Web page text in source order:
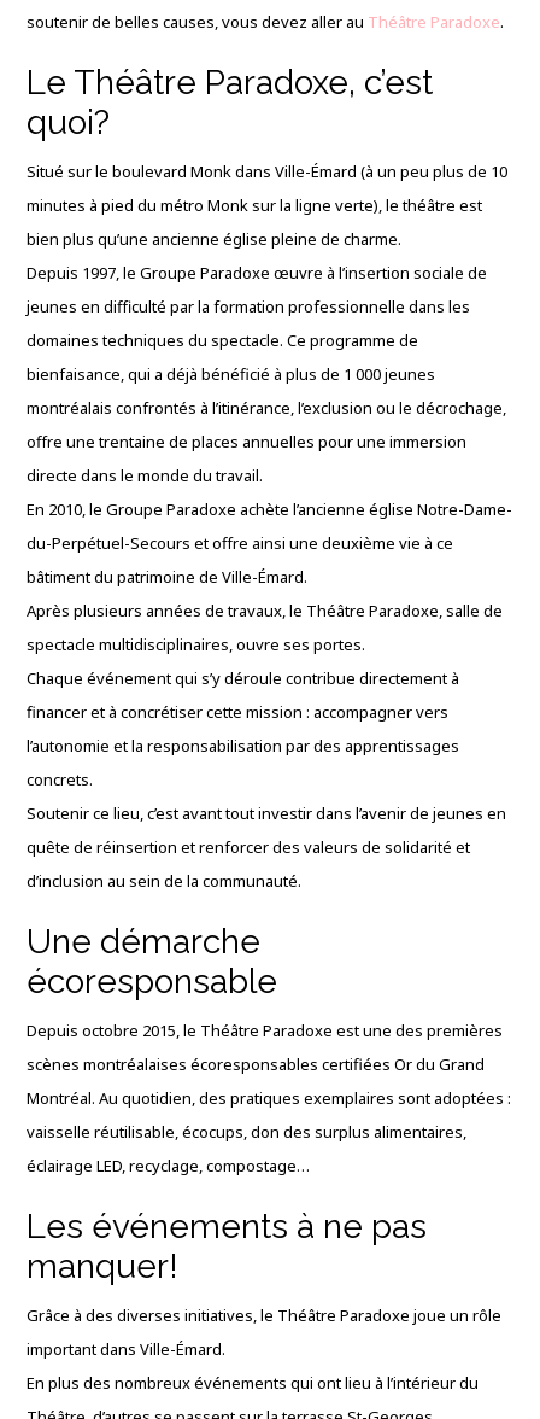
soutenir de belles causes, vous devez aller au Théâtre Paradoxe.
Le Théâtre Paradoxe, c’est
quoi?
Situé sur le boulevard Monk dans Ville-Émard (à un peu plus de 10
minutes à pied du métro Monk sur la ligne verte), le théâtre est
bien plus qu’une ancienne église pleine de charme.
Depuis 1997, le Groupe Paradoxe œuvre à l’insertion sociale de
jeunes en difficulté par la formation professionnelle dans les
domaines techniques du spectacle. Ce programme de
bienfaisance, qui a déjà bénéficié à plus de 1 000 jeunes
montréalais confrontés à l’itinérance, l’exclusion ou le décrochage,
offre une trentaine de places annuelles pour une immersion
directe dans le monde du travail.
En 2010, le Groupe Paradoxe achète l’ancienne église Notre-Dame-
du-Perpétuel-Secours et offre ainsi une deuxième vie à ce
bâtiment du patrimoine de Ville-Émard.
Après plusieurs années de travaux, le Théâtre Paradoxe, salle de
spectacle multidisciplinaires, ouvre ses portes.
Chaque événement qui s’y déroule contribue directement à
financer et à concrétiser cette mission : accompagner vers
l’autonomie et la responsabilisation par des apprentissages
concrets.
Soutenir ce lieu, c’est avant tout investir dans l’avenir de jeunes en
quête de réinsertion et renforcer des valeurs de solidarité et
d’inclusion au sein de la communauté.
Une démarche
écoresponsable
Depuis octobre 2015, le Théâtre Paradoxe est une des premières
scènes montréalaises écoresponsables certifiées Or du Grand
Montréal. Au quotidien, des pratiques exemplaires sont adoptées :
vaisselle réutilisable, écocups, don des surplus alimentaires,
éclairage LED, recyclage, compostage…
Les événements à ne pas
manquer!
Grâce à des diverses initiatives, le Théâtre Paradoxe joue un rôle
important dans Ville-Émard.
En plus des nombreux événements qui ont lieu à l’intérieur du